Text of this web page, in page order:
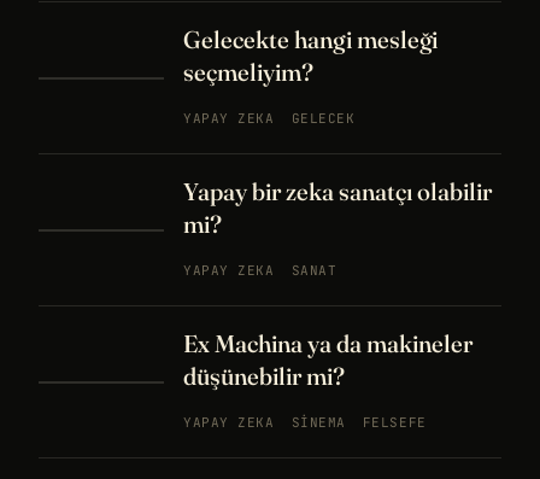
Gelecekte hangi mesleği
seçmeliyim?
YAPAY ZEKA GELECEK
Yapay bir zeka sanatçı olabilir
mi?
YAPAY ZEKA SANAT
Ex Machina ya da makineler
düşünebilir mi?
YAPAY ZEKA SINEMA FELSEFE